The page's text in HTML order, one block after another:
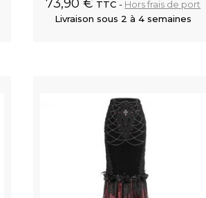
73,90 € TTC Hors frais de port
Livraison sous 2 à 4 semaines